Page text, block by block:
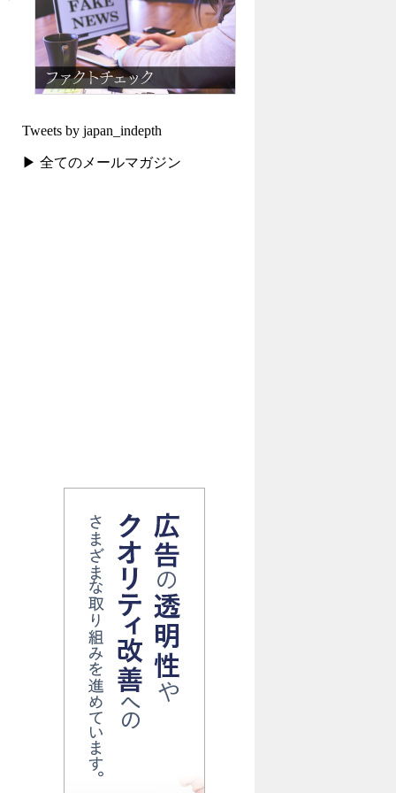
Tweets by japan_indepth
▶ 全てのメールマガジン